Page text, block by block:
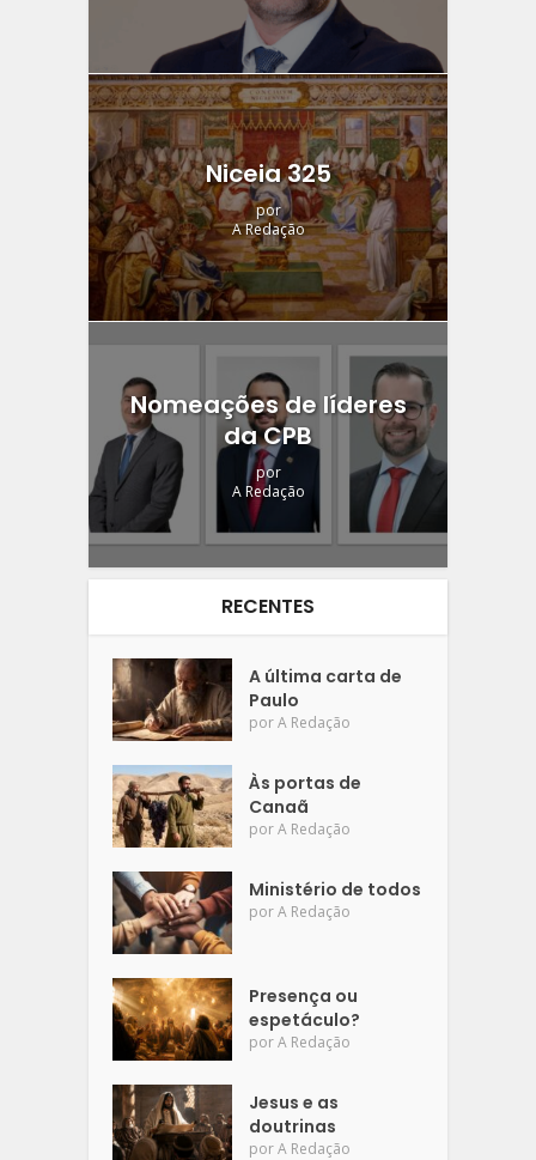
Niceia 325
por
A Redação
Nomeações de líderes
da CPB
por
A Redação
RECENTES
A última carta de
Paulo
porA Redação
Às portas de
Canaã
porA Redação
Ministério de todos
porA Redação
Presença ou
espetáculo?
porA Redação
Jesus e as
doutrinas
porA Redação